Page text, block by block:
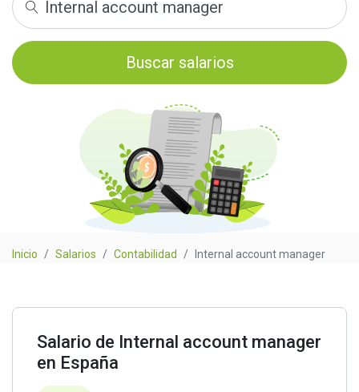
Buscar salarios
Inicio Salarios Contabilidad Internal account manager
Salario de Internal account manager
en España